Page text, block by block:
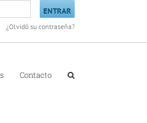
¿Olvidó su contraseña?
Contacto